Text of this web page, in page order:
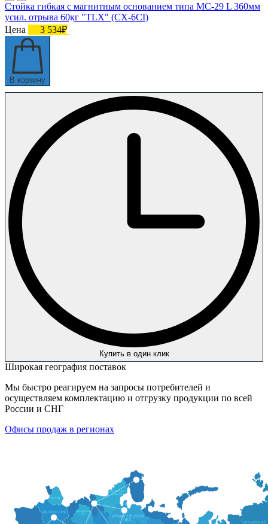
Стойка гибкая с магнитным основанием типа МС-29 L 360мм
усил. отрыва 60кг "TLX" (CX-6CI)
Цена
3 534₽
В корзину
Купить в один клик
Широкая география поставок
Мы быстро реагируем на запросы потребителей и
осуществляем комплектацию и отгрузку продукции по всей
России и СНГ
Офисы продаж в регионах